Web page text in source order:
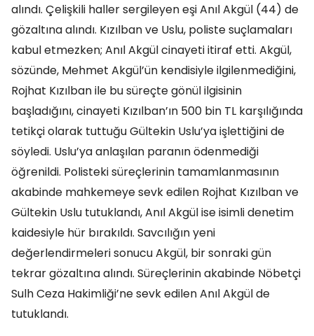
alındı. Çelişkili haller sergileyen eşi Anıl Akgül (44) de
gözaltına alındı. Kızılban ve Uslu, poliste suçlamaları
kabul etmezken; Anıl Akgül cinayeti itiraf etti. Akgül,
sözünde, Mehmet Akgül’ün kendisiyle ilgilenmediğini,
Rojhat Kızılban ile bu süreçte gönül ilgisinin
başladığını, cinayeti Kızılban’ın 500 bin TL karşılığında
tetikçi olarak tuttuğu Gültekin Uslu’ya işlettiğini de
söyledi. Uslu’ya anlaşılan paranın ödenmediği
öğrenildi. Polisteki süreçlerinin tamamlanmasının
akabinde mahkemeye sevk edilen Rojhat Kızılban ve
Gültekin Uslu tutuklandı, Anıl Akgül ise isimli denetim
kaidesiyle hür bırakıldı. Savcılığın yeni
değerlendirmeleri sonucu Akgül, bir sonraki gün
tekrar gözaltına alındı. Süreçlerinin akabinde Nöbetçi
Sulh Ceza Hakimliği’ne sevk edilen Anıl Akgül de
tutuklandı.